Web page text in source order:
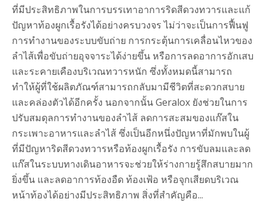
ที่มีประสิทธิภาพในการบรรเทาอาการริดสีดวงทวารและแก้
ปัญหาท้องผูกเรื้อรังได้อย่างครบวงจร ไม่ว่าจะเป็นการฟื้นฟู
การทำงานของระบบขับถ่าย การกระตุ้นการเคลื่อนไหวของ
ลำไส้เพื่อขับถ่ายอุจจาระได้ง่ายขึ้น หรือการลดอาการอักเสบ
และระคายเคืองบริเวณทวารหนัก ซึ่งทั้งหมดนี้สามารถ
ทำให้ผู้ที่ใช้ผลิตภัณฑ์สามารถกลับมามีชีวิตที่สะดวกสบาย
และคล่องตัวได้อีกครั้ง นอกจากนั้น Geralox ยังช่วยในการ
ปรับสมดุลการทำงานของลำไส้ ลดการสะสมของแก๊สใน
กระเพาะอาหารและลำไส้ ซึ่งเป็นอีกหนึ่งปัญหาที่มักพบในผู้
ที่มีปัญหาริดสีดวงทวารหรือท้องผูกเรื้อรัง การขับลมและลด
แก๊สในระบบทางเดินอาหารจะช่วยให้ร่างกายรู้สึกสบายมาก
ยิ่งขึ้น และลดอาการท้องอืด ท้องเฟ้อ หรือจุกเสียดบริเวณ
หน้าท้องได้อย่างมีประสิทธิภาพ สิ่งที่สำคัญคือ...